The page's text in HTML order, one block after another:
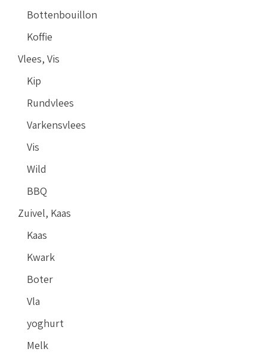
Bottenbouillon
Koffie
Vlees, Vis
Kip
Rundvlees
Varkensvlees
Vis
Wild
BBQ
Zuivel, Kaas
Kaas
Kwark
Boter
Vla
yoghurt
Melk